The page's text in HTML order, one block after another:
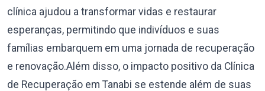
clínica ajudou a transformar vidas e restaurar
esperanças, permitindo que indivíduos e suas
famílias embarquem em uma jornada de recuperação
e renovação.Além disso, o impacto positivo da Clínica
de Recuperação em Tanabi se estende além de suas